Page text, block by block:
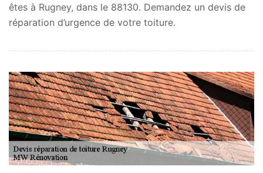
êtes à Rugney, dans le 88130. Demandez un devis de
réparation d’urgence de votre toiture.